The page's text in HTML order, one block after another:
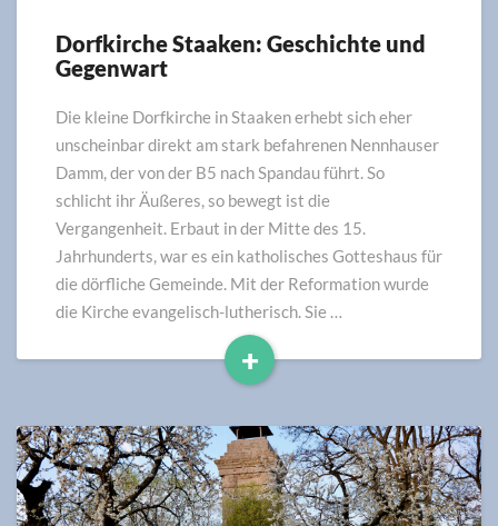
Dorfkirche
Staaken:
und
Gegenwart
Dorfkirche Staaken: Geschichte und
Gegenwart
Die kleine Dorfkirche in Staaken erhebt sich eher
unscheinbar direkt am stark befahrenen Nennhauser
Damm, der von der B5 nach Spandau führt. So
schlicht ihr Äußeres, so bewegt ist die
Vergangenheit. Erbaut in der Mitte des 15.
Jahrhunderts, war es ein katholisches Gotteshaus für
die dörfliche Gemeinde. Mit der Reformation wurde
die Kirche evangelisch-lutherisch. Sie …
+
Read